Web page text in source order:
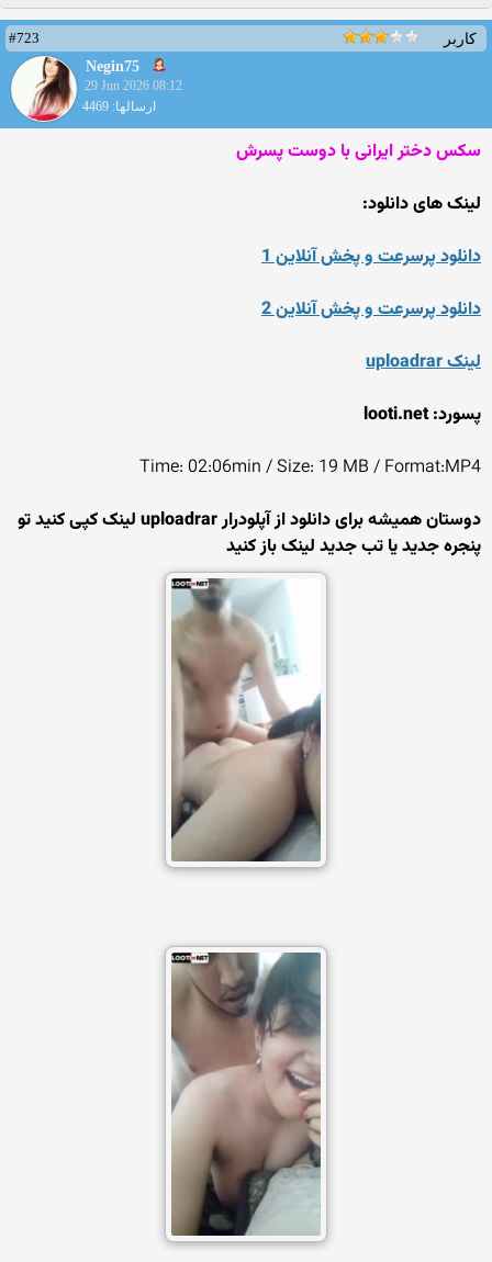
کاربر
#723
Negin75
29 Jun 2026 08:12
ارسالها: 4469
سکس دختر ایرانی با دوست پسرش
لینک های دانلود:
دانلود پرسرعت و پخش آنلاین 1
دانلود پرسرعت و پخش آنلاین 2
لینک uploadrar
پسورد: looti.net
Time: 02:06min / Size: 19 MB / Format:MP4
دوستان همیشه برای دانلود از آپلودرار uploadrar لینک کپی کنید تو
پنجره جدید یا تب جدید لینک باز کنید